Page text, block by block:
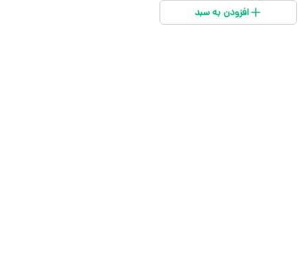
افزودن به سبد